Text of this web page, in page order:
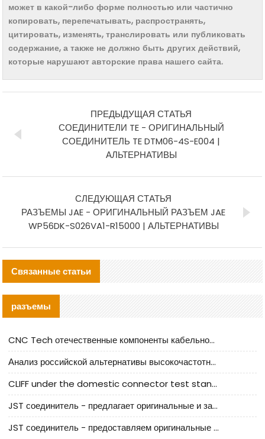
может в какой-либо форме полностью или частично
копировать, перепечатывать, распространять,
цитировать, изменять, транслировать или публиковать
содержание, а также не должно быть других действий,
которые нарушают авторские права нашего сайта.
ПРЕДЫДУЩАЯ СТАТЬЯ
СОЕДИНИТЕЛИ TE - ОРИГИНАЛЬНЫЙ
СОЕДИНИТЕЛЬ TE DTM06-4S-E004 |
АЛЬТЕРНАТИВЫ
СЛЕДУЮЩАЯ СТАТЬЯ
РАЗЪЕМЫ JAE - ОРИГИНАЛЬНЫЙ РАЗЪЕМ JAE
WP56DK-S026VA1-R15000 | АЛЬТЕРНАТИВЫ
Связанные статьи
разъемы
CNC Tech отечественные компоненты кабельной арматуры оценка и руководство по производственному внедрению
Анализ российской альтернативы высокочастотных кабельных колодцев I-PEX
CLIFF under the domestic connector test standard update
JST соединитель - предлагает оригинальные и заменяющие JST NSHR-02V-S соединители
JST соединитель - предоставляем оригинальные JST GHR-09V-S соединители и их аналоги